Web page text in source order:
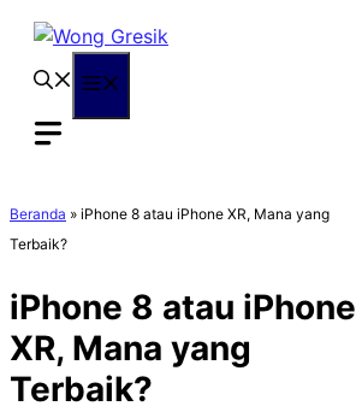
Langsung
Beranda » iPhone 8 atau iPhone XR, Mana yang
Terbaik?
iPhone 8 atau iPhone
XR, Mana yang
Terbaik?